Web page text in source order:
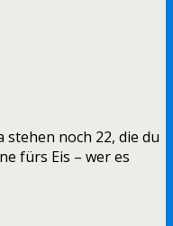
stehen noch 22, die du
fürs Eis – wer es